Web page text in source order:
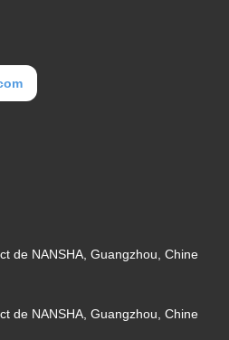
de NANSHA, Guangzhou, Chine
de NANSHA, Guangzhou, Chine